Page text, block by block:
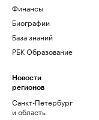
Финансы
Биографии
База знаний
РБК Образование
Новости
регионов
Санкт-Петербург
и область